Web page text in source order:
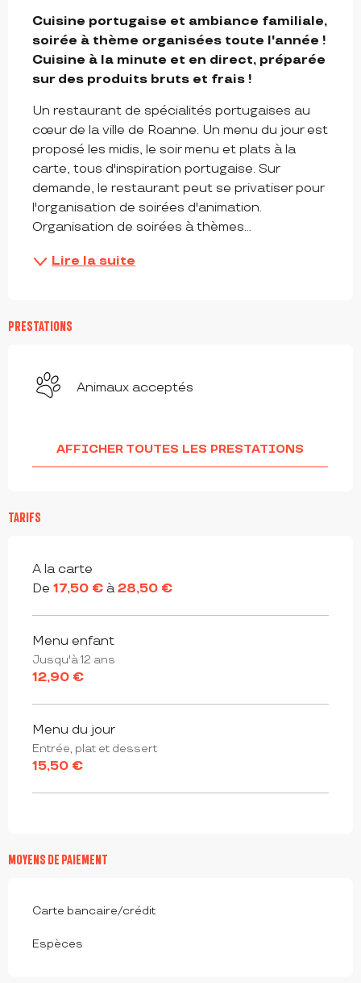
Cuisine portugaise et ambiance familiale,
soirée à thème organisées toute l'année !
Cuisine à la minute et en direct, préparée
sur des produits bruts et frais !
Un restaurant de spécialités portugaises au
cœur de la ville de Roanne. Un menu du jour est
proposé les midis, le soir menu et plats à la
carte, tous d'inspiration portugaise. Sur
demande, le restaurant peut se privatiser pour
l'organisation de soirées d'animation.
Organisation de soirées à thèmes...
Lire la suite
PRESTATIONS
Animaux acceptés
AFFICHER TOUTES LES PRESTATIONS
TARIFS
Tarifs 2026
A la carte
De 17,50 € à28,50 €
Menu enfant
Jusqu'à 12 ans
12,90 €
Menu du jour
Entrée, plat et dessert
15,50 €
MOYENS DE PAIEMENT
Carte bancaire/crédit
Espèces